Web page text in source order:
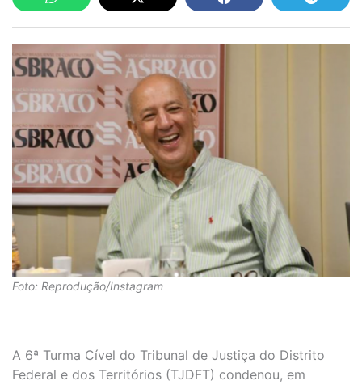
Foto: Reprodução/Instagram
A 6ª Turma Cível do Tribunal de Justiça do Distrito
Federal e dos Territórios (TJDFT) condenou, em